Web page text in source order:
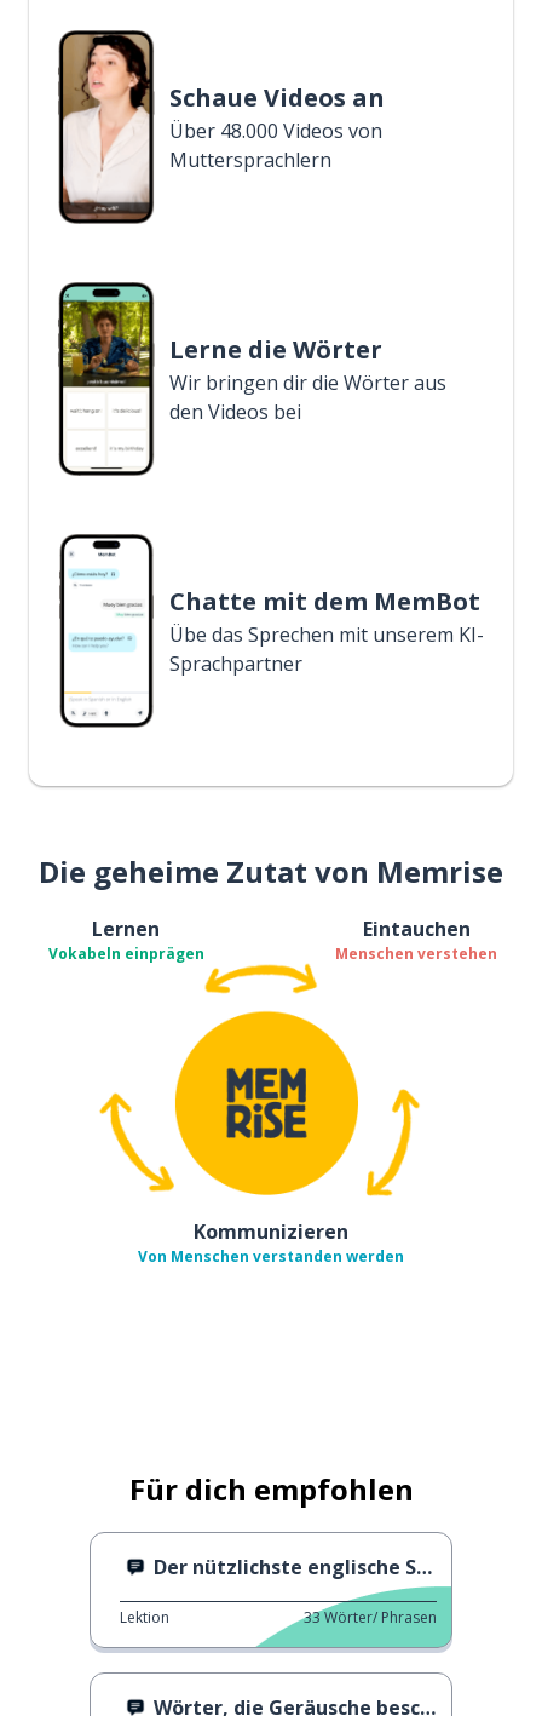
Schaue Videos an
Über 48.000 Videos von
Muttersprachlern
Lerne die Wörter
Wir bringen dir die Wörter aus
den Videos bei
Chatte mit dem MemBot
Übe das Sprechen mit unserem KI-
Sprachpartner
Die geheime Zutat von Memrise
Lernen
Vokabeln einprägen
Eintauchen
Menschen verstehen
Kommunizieren
Von Menschen verstanden werden
Für dich empfohlen
Der nützlichste englische Satz
Lektion 33Wörter/ Phrasen
Wörter, die Geräusche beschreiben